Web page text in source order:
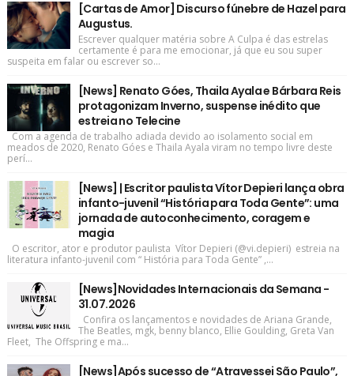
[Cartas de Amor] Discurso fúnebre de Hazel para
Augustus.
Escrever qualquer matéria sobre A Culpa é das estrelas
certamente é para me emocionar, já que eu sou super
suspeita em falar ou escrever so...
[News] Renato Góes, Thaila Ayala e Bárbara Reis
protagonizam Inverno, suspense inédito que
estreia no Telecine
Com a agenda de trabalho adiada devido ao isolamento social em
meados de 2020, Renato Góes e Thaila Ayala viram no tempo livre deste
perí...
[News] | Escritor paulista Vítor Depieri lança obra
infanto-juvenil “História para Toda Gente”: uma
jornada de autoconhecimento, coragem e
magia
O escritor, ator e produtor paulista Vítor Depieri (@vi.depieri) estreia na
literatura infanto-juvenil com “ História para Toda Gente” ,...
[News]Novidades Internacionais da Semana -
31.07.2026
Confira os lançamentos e novidades de Ariana Grande,
The Beatles, mgk, benny blanco, Ellie Goulding, Greta Van
Fleet, The Offspring e ma...
[News]Após sucesso de “Atravessei São Paulo”,